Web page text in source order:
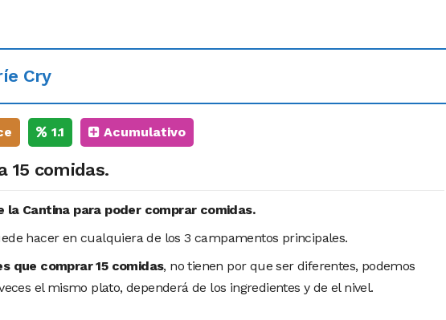
Cry
1.1 Acumulativo
15 comidas.
la Cantina para poder comprar comidas.
hacer en cualquiera de los 3 campamentos principales.
que comprar 15 comidas, no tienen por que ser diferentes, podemos
el mismo plato, dependerá de los ingredientes y de el nivel.